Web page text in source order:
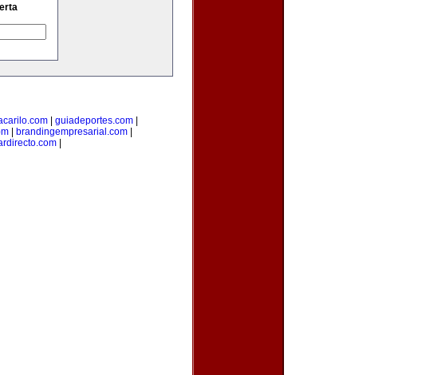
| guiadeportes.com|
| brandingempresarial.com|